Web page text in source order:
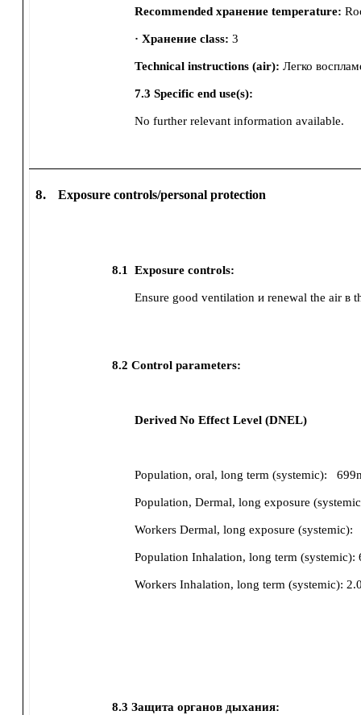
Recommended хранение temperature:
· Хранение class: 3
Technical instructions (air): Легко
7.3 Specific end use(s):
No further relevant information available.
8. Exposure controls/personal protection
8.1 Exposure controls:
Ensure good ventilation и renewal the air в
8.2 Control parameters:
Derived No Effect Level (DNEL)
Population, oral, long term (systemic):
Population, Dermal, long exposure
Workers Dermal, long exposure (systemic):
Population Inhalation, long term (systemic):
Workers Inhalation, long term (systemic):
8.3 Защита органов дыхания: